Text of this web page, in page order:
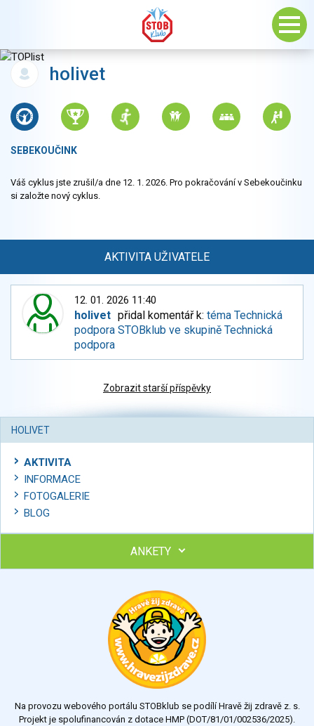
holivet
SEBEKOUČINK
Váš cyklus jste zrušil/a dne 12. 1. 2026. Pro pokračování v Sebekoučinku
si založte nový cyklus.
AKTIVITA UŽIVATELE
12. 01. 2026 11:40
holivet přidal komentář k:téma Technická
podpora STOBklub ve skupině Technická
podpora
Zobrazit starší příspěvky
HOLIVET
AKTIVITA
INFORMACE
FOTOGALERIE
BLOG
ANKETY
Výsledky Všechny ankety
Na provozu webového portálu STOBklub se podílí Hravě žij zdravě z. s.
Projekt je spolufinancován z dotace HMP (DOT/81/01/002536/2025).